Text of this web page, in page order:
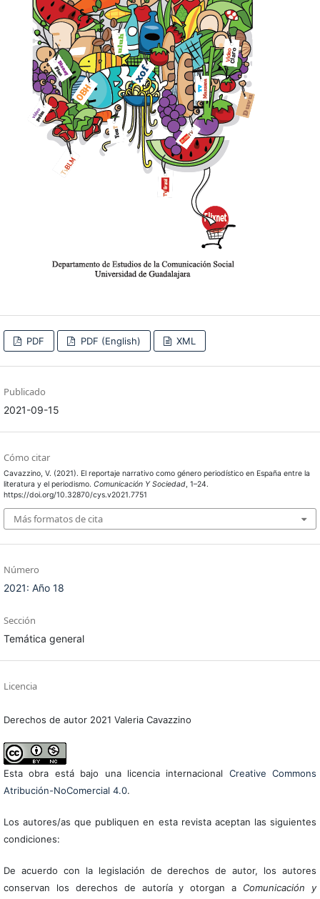
PDF PDF (English) XML
Publicado
2021-09-15
Cómo citar
Cavazzino, V. (2021). El reportaje narrativo como género periodístico en España entre la
literatura y el periodismo. Comunicación Y Sociedad, 1–24.
https://doi.org/10.32870/cys.v2021.7751
Más formatos de cita
Número
2021: Año 18
Sección
Temática general
Licencia
Derechos de autor 2021 Valeria Cavazzino
Esta obra está bajo una licencia internacional Creative Commons
Atribución-NoComercial 4.0.
Los autores/as que publiquen en esta revista aceptan las siguientes
condiciones:
De acuerdo con la legislación de derechos de autor, los autores
conservan los derechos de autoría y otorgan a Comunicación y